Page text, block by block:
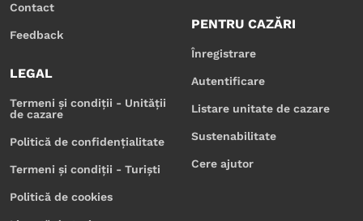
Contact
Feedback
LEGAL
Termeni și condiții - Unității
de cazare
Politică de confidențialitate
Termeni și condiții - Turiști
Politică de cookies
PENTRU CAZĂRI
Înregistrare
Autentificare
Listare unitate de cazare
Sustenabilitate
Cere ajutor